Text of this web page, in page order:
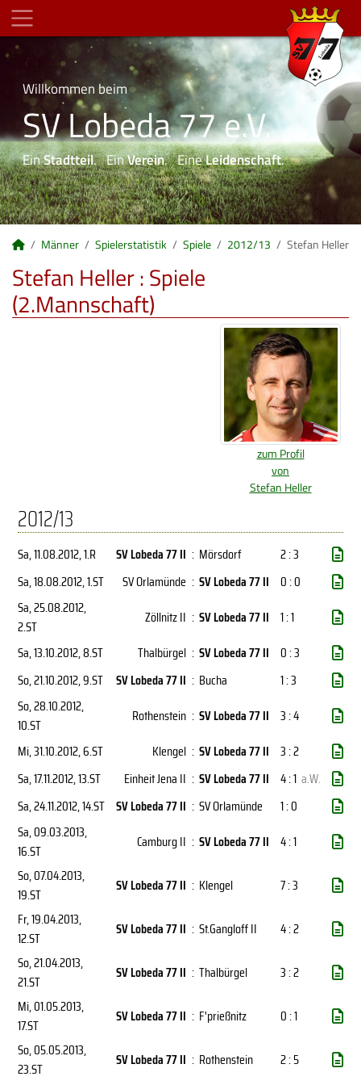
Willkommen beim
SV Lobeda 77 e.V.
EinStadtteil. EinVerein. EineLeidenschaft.
Männer Spielerstatistik Spiele 2012/13 Stefan Heller
Stefan Heller : Spiele
(2.Mannschaft)
zum Profil
von
Stefan Heller
2012/13
Sa, 11.08.2012, 1.R SV Lobeda 77 II : Mörsdorf
2 : 3
Sa, 18.08.2012, 1.ST SV Orlamünde : SV Lobeda 77 II 0 : 0
Sa, 25.08.2012,
2.ST
Zöllnitz II : SV Lobeda 77 II 1 : 1
Sa, 13.10.2012, 8.ST Thalbürgel : SV Lobeda 77 II 0 : 3
So, 21.10.2012, 9.ST SV Lobeda 77 II : Bucha
1 : 3
So, 28.10.2012,
10.ST
Rothenstein : SV Lobeda 77 II 3 : 4
Mi, 31.10.2012, 6.ST Klengel : SV Lobeda 77 II 3 : 2
Sa, 17.11.2012, 13.ST Einheit Jena II : SV Lobeda 77 II 4 : 1 a.W.
Sa, 24.11.2012, 14.ST SV Lobeda 77 II : SV Orlamünde
1 : 0
Sa, 09.03.2013,
16.ST
Camburg II : SV Lobeda 77 II 4 : 1
So, 07.04.2013,
19.ST
SV Lobeda 77 II : Klengel
7 : 3
Fr, 19.04.2013,
12.ST
SV Lobeda 77 II : St.Gangloff II
4 : 2
So, 21.04.2013,
21.ST
SV Lobeda 77 II : Thalbürgel
3 : 2
Mi, 01.05.2013,
17.ST
SV Lobeda 77 II : F'prießnitz
0 : 1
So, 05.05.2013,
23.ST
SV Lobeda 77 II : Rothenstein
2 : 5